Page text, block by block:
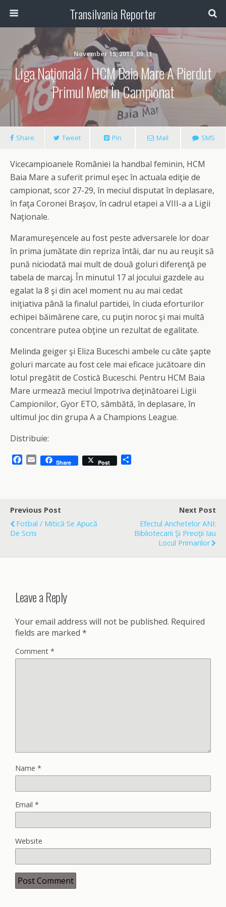
Transilvania Reporter
November 15, 2013, 09:11
Liga Naţională / HCM Baia Mare A Pierdut
Primul Meci În Campionat
Share Tweet Pin Mail SMS
Vicecampioanele României la handbal feminin, HCM
Baia Mare a suferit primul eşec în actuala ediţie de
campionat, scor 27-29, în meciul disputat în deplasare,
în faţa Coronei Braşov, în cadrul etapei a VIII-a a Ligii
Naţionale.
Maramureşencele au fost peste adversarele lor doar
în prima jumătate din repriza întâi, dar nu au reuşit să
pună niciodată mai mult de două goluri diferenţă pe
tabela de marcaj. În minutul 17 al jocului gazdele au
egalat la 8 şi din acel moment nu au mai cedat
iniţiativa până la finalul partidei, în ciuda eforturilor
echipei băimărene care, cu puţin noroc şi mai multă
concentrare putea obţine un rezultat de egalitate.
Melinda geiger şi Eliza Buceschi ambele cu câte şapte
goluri marcate au fost cele mai eficace jucătoare din
lotul pregătit de Costică Buceschi. Pentru HCM Baia
Mare urmează meciul împotriva deţinătoarei Ligii
Campionilor, Gyor ETO, sâmbătă, în deplasare, în
ultimul joc din grupa A a Champions League.
Distribuie:
b
o
o
k
E
l
Share Post
e
Previous Post
Fotbal / Mitică Se Apucă
De Scris
Next Post
Efectul Anchetelor ANI:
Bibliotecarii Şi Preoţii Iau
Locul Primarilor
Leave a Reply
Your email address will not be published. Required
fields are marked *
Comment *
Name *
Email *
Website